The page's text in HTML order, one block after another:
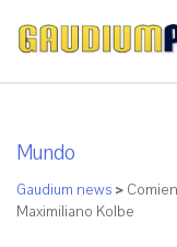
Mundo
Gaudium news >
Maximiliano Kolbe